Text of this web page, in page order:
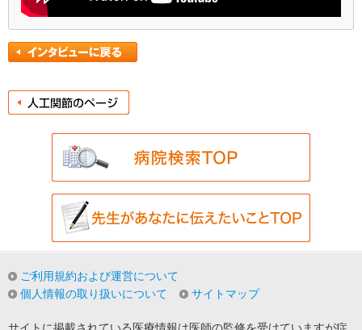
ご利用規約および運営について
個人情報の取り扱いについて
サイトマップ
サイトに掲載されている医療情報は医師の監修を受けていますが症